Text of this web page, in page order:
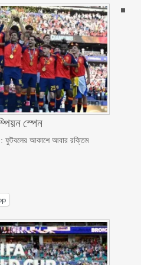
স্পেন
আকাশে আবার রক্তিম